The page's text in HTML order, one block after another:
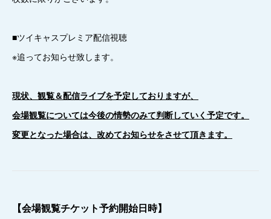
■ツイキャスプレミア配信視聴
※追ってお知らせ致します。
現状、観覧＆配信ライブを予定しておりますが、
会場観覧については今後の情勢のみて判断していく予定です。
変更となった場合は、改めてお知らせをさせて頂きます。
【会場観覧チケット予約開始日時】